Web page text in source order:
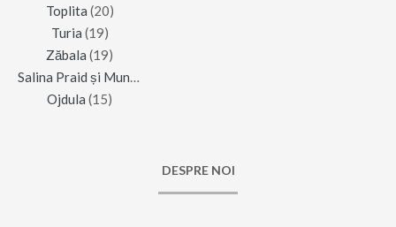
Toplita (20)
Turia (19)
Zăbala (19)
Salina Praid și Muntele de Sare
Ojdula (15)
DESPRE NOI